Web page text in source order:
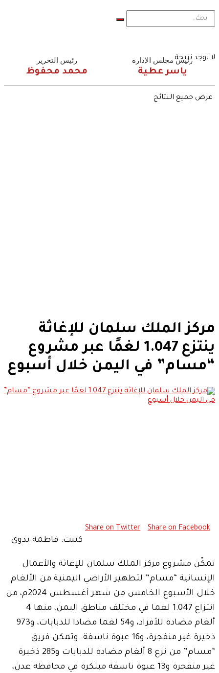
لا توجد نتيجة
عرض جميع النتائج
رئيس مجلس الإدارة
ياسر عطية
رئيس التحرير
محمد محفوظ
مركز الملك سلمان للإغاثة
ينتزع 1.047 لغمًا عبر مشروع
“مسام” في اليمن خلال أسبوع
Share on Facebook
Share on Twitter
كتبت: فاطمة بدوى
تمكّن مشروع مركز الملك سلمان للإغاثة والأعمال
الإنسانية “مسام” لتطهير الأراضي اليمنية من الألغام
خلال الأسبوع الخامس من شهر أغسطس 2024م، من
انتزاع 1.047 لغما في مختلف مناطق اليمن، منها 4
ألغام مضادة للأفراد، و54 لغما مضادا للدبابات، و973
ذخيرة غير منفجرة، و16 عبوة ناسفة. وتمكن فريق
“مسام” من نزع 8 ألغام مضادة للدبابات و285 ذخيرة
غير منفجرة و13 عبوة ناسفة مبتكرة في محافظة عدن،